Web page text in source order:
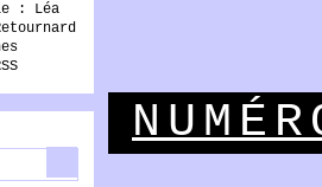
: Léa